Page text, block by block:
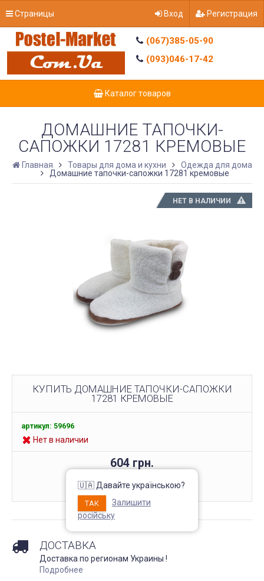
Страницы Вход Регистрация
(067)385-05-90
(093)046-17-42
Каталог товаров
Непромокаемый чехол на
матрас Grey защитный
Запитання 91905
Розмір 180 на 200, має
ДОМАШНИЕ ТАПОЧКИ-
САПОЖКИ 17281 КРЕМОВЫЕ
Главная Товары для дома и кухни
Одежда для дома
Домашние тапочки-сапожки 17281 кремовые
НЕТ В НАЛИЧИИ
КУПИТЬ ДОМАШНИЕ ТАПОЧКИ-САПОЖКИ
17281 КРЕМОВЫЕ
артикул: 59696
Нет в наличии
604 грн.
КУПИТЬ
ДОСТАВКА
Доставка по регионам Украины !
Подробнее
🇺🇦 Давайте українською?
ТАК
Залишити
російську